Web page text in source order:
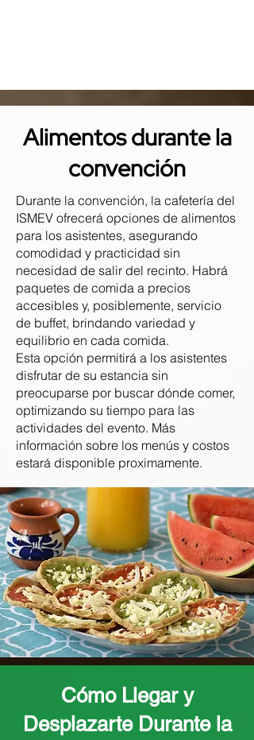
Alimentos durante la
convención
Durante la convención, la cafetería del
ISMEV ofrecerá opciones de alimentos
para los asistentes, asegurando
comodidad y practicidad sin
necesidad de salir del recinto. Habrá
paquetes de comida a precios
accesibles y, posiblemente, servicio
de buffet, brindando variedad y
equilibrio en cada comida.
Esta opción permitirá a los asistentes
disfrutar de su estancia sin
preocuparse por buscar dónde comer,
optimizando su tiempo para las
actividades del evento. Más
información sobre los menús y costos
estará disponible proximamente.
Cómo Llegar y
Desplazarte Durante la